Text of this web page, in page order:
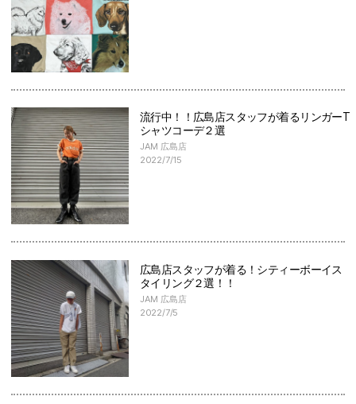
流行中！！広島店スタッフが着るリンガーT
シャツコーデ２選
JAM 広島店
2022/7/15
広島店スタッフが着る！シティーボーイス
タイリング２選！！
JAM 広島店
2022/7/5